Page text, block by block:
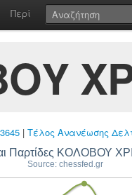
Περί
| Τέλος Ανανέωσης
Παρτίδες ΚΟΛΟΒΟΥ
Source: chessfed.gr